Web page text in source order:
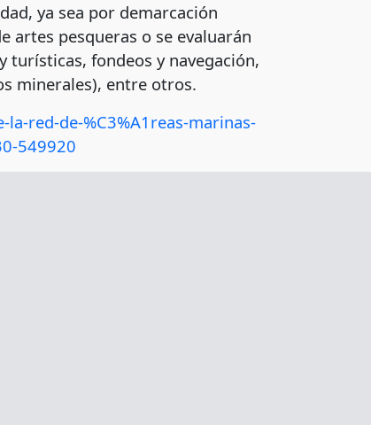
ya sea por demarcación
artes pesqueras o se evaluarán
turísticas, fondeos y navegación,
minerales), entre otros.
red-de-%C3%A1reas-marinas-
549920